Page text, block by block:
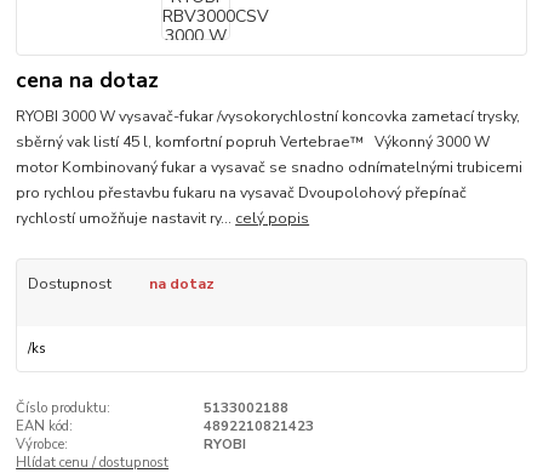
cena na dotaz
RYOBI 3000 W vysavač-fukar /vysokorychlostní koncovka zametací trysky,
sběrný vak listí 45 l, komfortní popruh Vertebrae™ Výkonný 3000 W
motor Kombinovaný fukar a vysavač se snadno odnímatelnými trubicemi
pro rychlou přestavbu fukaru na vysavač Dvoupolohový přepínač
rychlostí umožňuje nastavit ry... celý popis
Dostupnost na dotaz
/ks
Číslo produktu:
5133002188
EAN kód:
4892210821423
Výrobce:
RYOBI
Hlídat cenu / dostupnost